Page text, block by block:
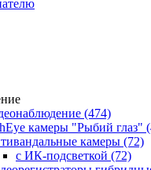
(474)
камеры "Рыбий глаз"
камеры (72)
с ИК-подсветкой (72)